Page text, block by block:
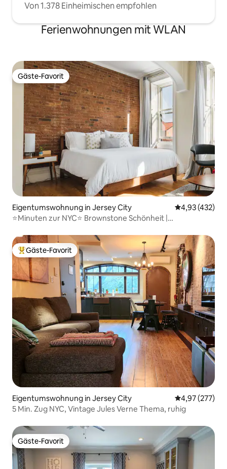
Von 1.378 Einheimischen empfohlen
Ferienwohnungen mit WLAN
Gäste-Favorit
Gäste-Favorit
Eigentumswohnung in Jersey City
4,93 (432)
⭐Minuten zur NYC⭐ Brownstone Schönheit |
Beliebter Gäste-Favorit.
Gäste-Favorit
Eigentumswohnung in Jersey City
4,97 (277)
5 Min. Zug NYC, Vintage Jules Verne Thema, ruhig
Gäste-Favorit
Gäste-Favorit